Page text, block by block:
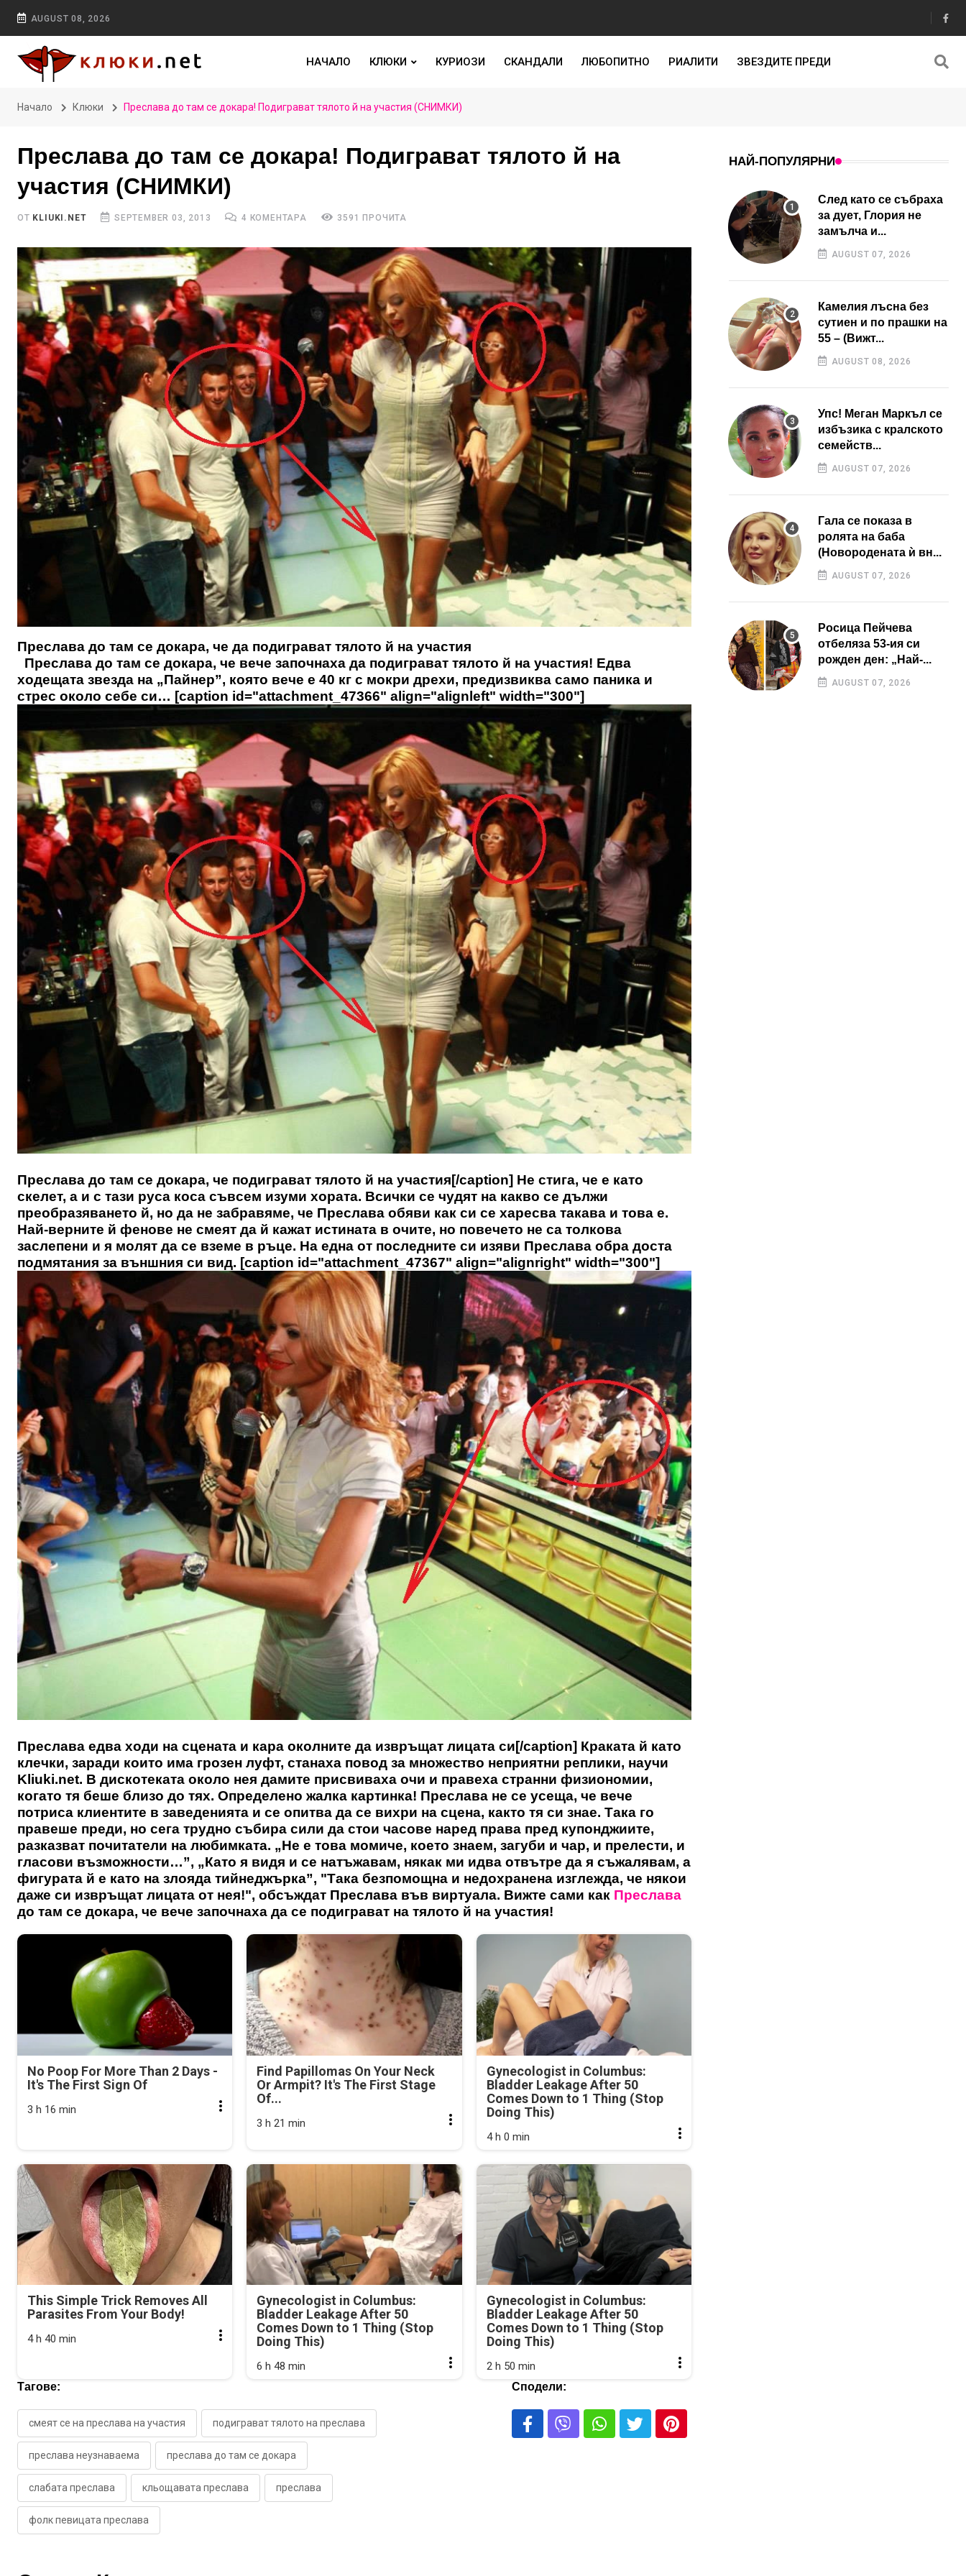
AUGUST 08, 2026
НАЧАЛО КЛЮКИ КУРИОЗИ СКАНДАЛИ ЛЮБОПИТНО РИАЛИТИ ЗВЕЗДИТЕ ПРЕДИ
Начало Клюки Преслава до там се докара! Подиграват тялото й на участия (СНИМКИ)
Преслава до там се докара! Подиграват тялото й на
участия (СНИМКИ)
ОТ KLIUKI.NET SEPTEMBER 03, 2013 4 КОМЕНТАРА 3591 ПРОЧИТА
Преслава до там се докара, че да подиграват тялото й на участия
Преслава до там се докара, че вече започнаха да подиграват тялото й на участия! Едва
ходещата звезда на „Пайнер”, която вече е 40 кг с мокри дрехи, предизвиква само паника и
стрес около себе си… [caption id="attachment_47366" align="alignleft" width="300"]
Преслава до там се докара, че подиграват тялото й на участия[/caption] Не стига, че е като
скелет, а и с тази руса коса съвсем изуми хората. Всички се чудят на какво се дължи
преобразяването й, но да не забравяме, че Преслава обяви как си се харесва такава и това е.
Най-верните й фенове не смеят да й кажат истината в очите, но повечето не са толкова
заслепени и я молят да се вземе в ръце. На една от последните си изяви Преслава обра доста
подмятания за външния си вид. [caption id="attachment_47367" align="alignright" width="300"]
Преслава едва ходи на сцената и кара околните да извръщат лицата си[/caption] Краката й като
клечки, заради които има грозен луфт, станаха повод за множество неприятни реплики, научи
Kliuki.net. В дискотеката около нея дамите присвиваха очи и правеха странни физиономии,
когато тя беше близо до тях. Определено жалка картинка! Преслава не се усеща, че вече
потриса клиентите в заведенията и се опитва да се вихри на сцена, както тя си знае. Така го
правеше преди, но сега трудно събира сили да стои часове наред права пред купонджиите,
разказват почитатели на любимката. „Не е това момиче, което знаем, загуби и чар, и прелести, и
гласови възможности…”, „Като я видя и се натъжавам, някак ми идва отвътре да я съжалявам, а
фигурата й е като на злояда тийнеджърка”, "Така безпомощна и недохранена изглежда, че някои
даже си извръщат лицата от нея!", обсъждат Преслава във виртуала. Вижте сами как Преслава
до там се докара, че вече започнаха да се подиграват на тялото й на участия!
No Poop For More Than 2 Days -
It's The First Sign Of
3 h 16 min
Find Papillomas On Your Neck
Or Armpit? It's The First Stage
Of...
3 h 21 min
Gynecologist in Columbus:
Bladder Leakage After 50
Comes Down to 1 Thing (Stop
Doing This)
4 h 0 min
This Simple Trick Removes All
Parasites From Your Body!
4 h 40 min
Gynecologist in Columbus:
Bladder Leakage After 50
Comes Down to 1 Thing (Stop
Doing This)
6 h 48 min
Gynecologist in Columbus:
Bladder Leakage After 50
Comes Down to 1 Thing (Stop
Doing This)
2 h 50 min
Тагове:
смеят се на преслава на участия подиграват тялото на преслава
преслава неузнаваема преслава до там се докара
слабата преслава кльощавата преслава преслава
фолк певицата преслава
Сподели:
НАЙ-ПОПУЛЯРНИ
След като се събраха
за дует, Глория не
замълча и...
AUGUST 07, 2026
Камелия лъсна без
сутиен и по прашки на
55 – (Вижт...
AUGUST 08, 2026
Упс! Меган Маркъл се
избъзика с кралското
семейств...
AUGUST 07, 2026
Гала се показа в
ролята на баба
(Новородената ѝ вн...
AUGUST 07, 2026
Росица Пейчева
отбеляза 53-ия си
рожден ден: „Най-...
AUGUST 07, 2026